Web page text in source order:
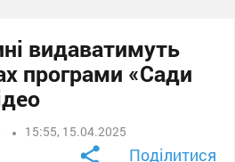
видаватимуть
програми «Сади
15:55, 15.04.2025
Поділитися